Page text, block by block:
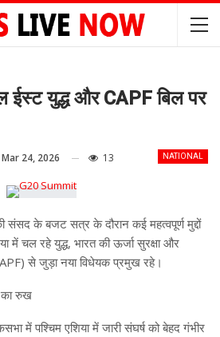
ईस्ट युद्ध और CAPF बिल पर
NATIONAL
Mar 24, 2026 13
संसद के बजट सत्र के दौरान कई महत्वपूर्ण मुद्दों
में चल रहे युद्ध, भारत की ऊर्जा सुरक्षा और
से जुड़ा नया विधेयक प्रमुख रहे।
का रुख
में पश्चिम एशिया में जारी संघर्ष को बेहद गंभीर